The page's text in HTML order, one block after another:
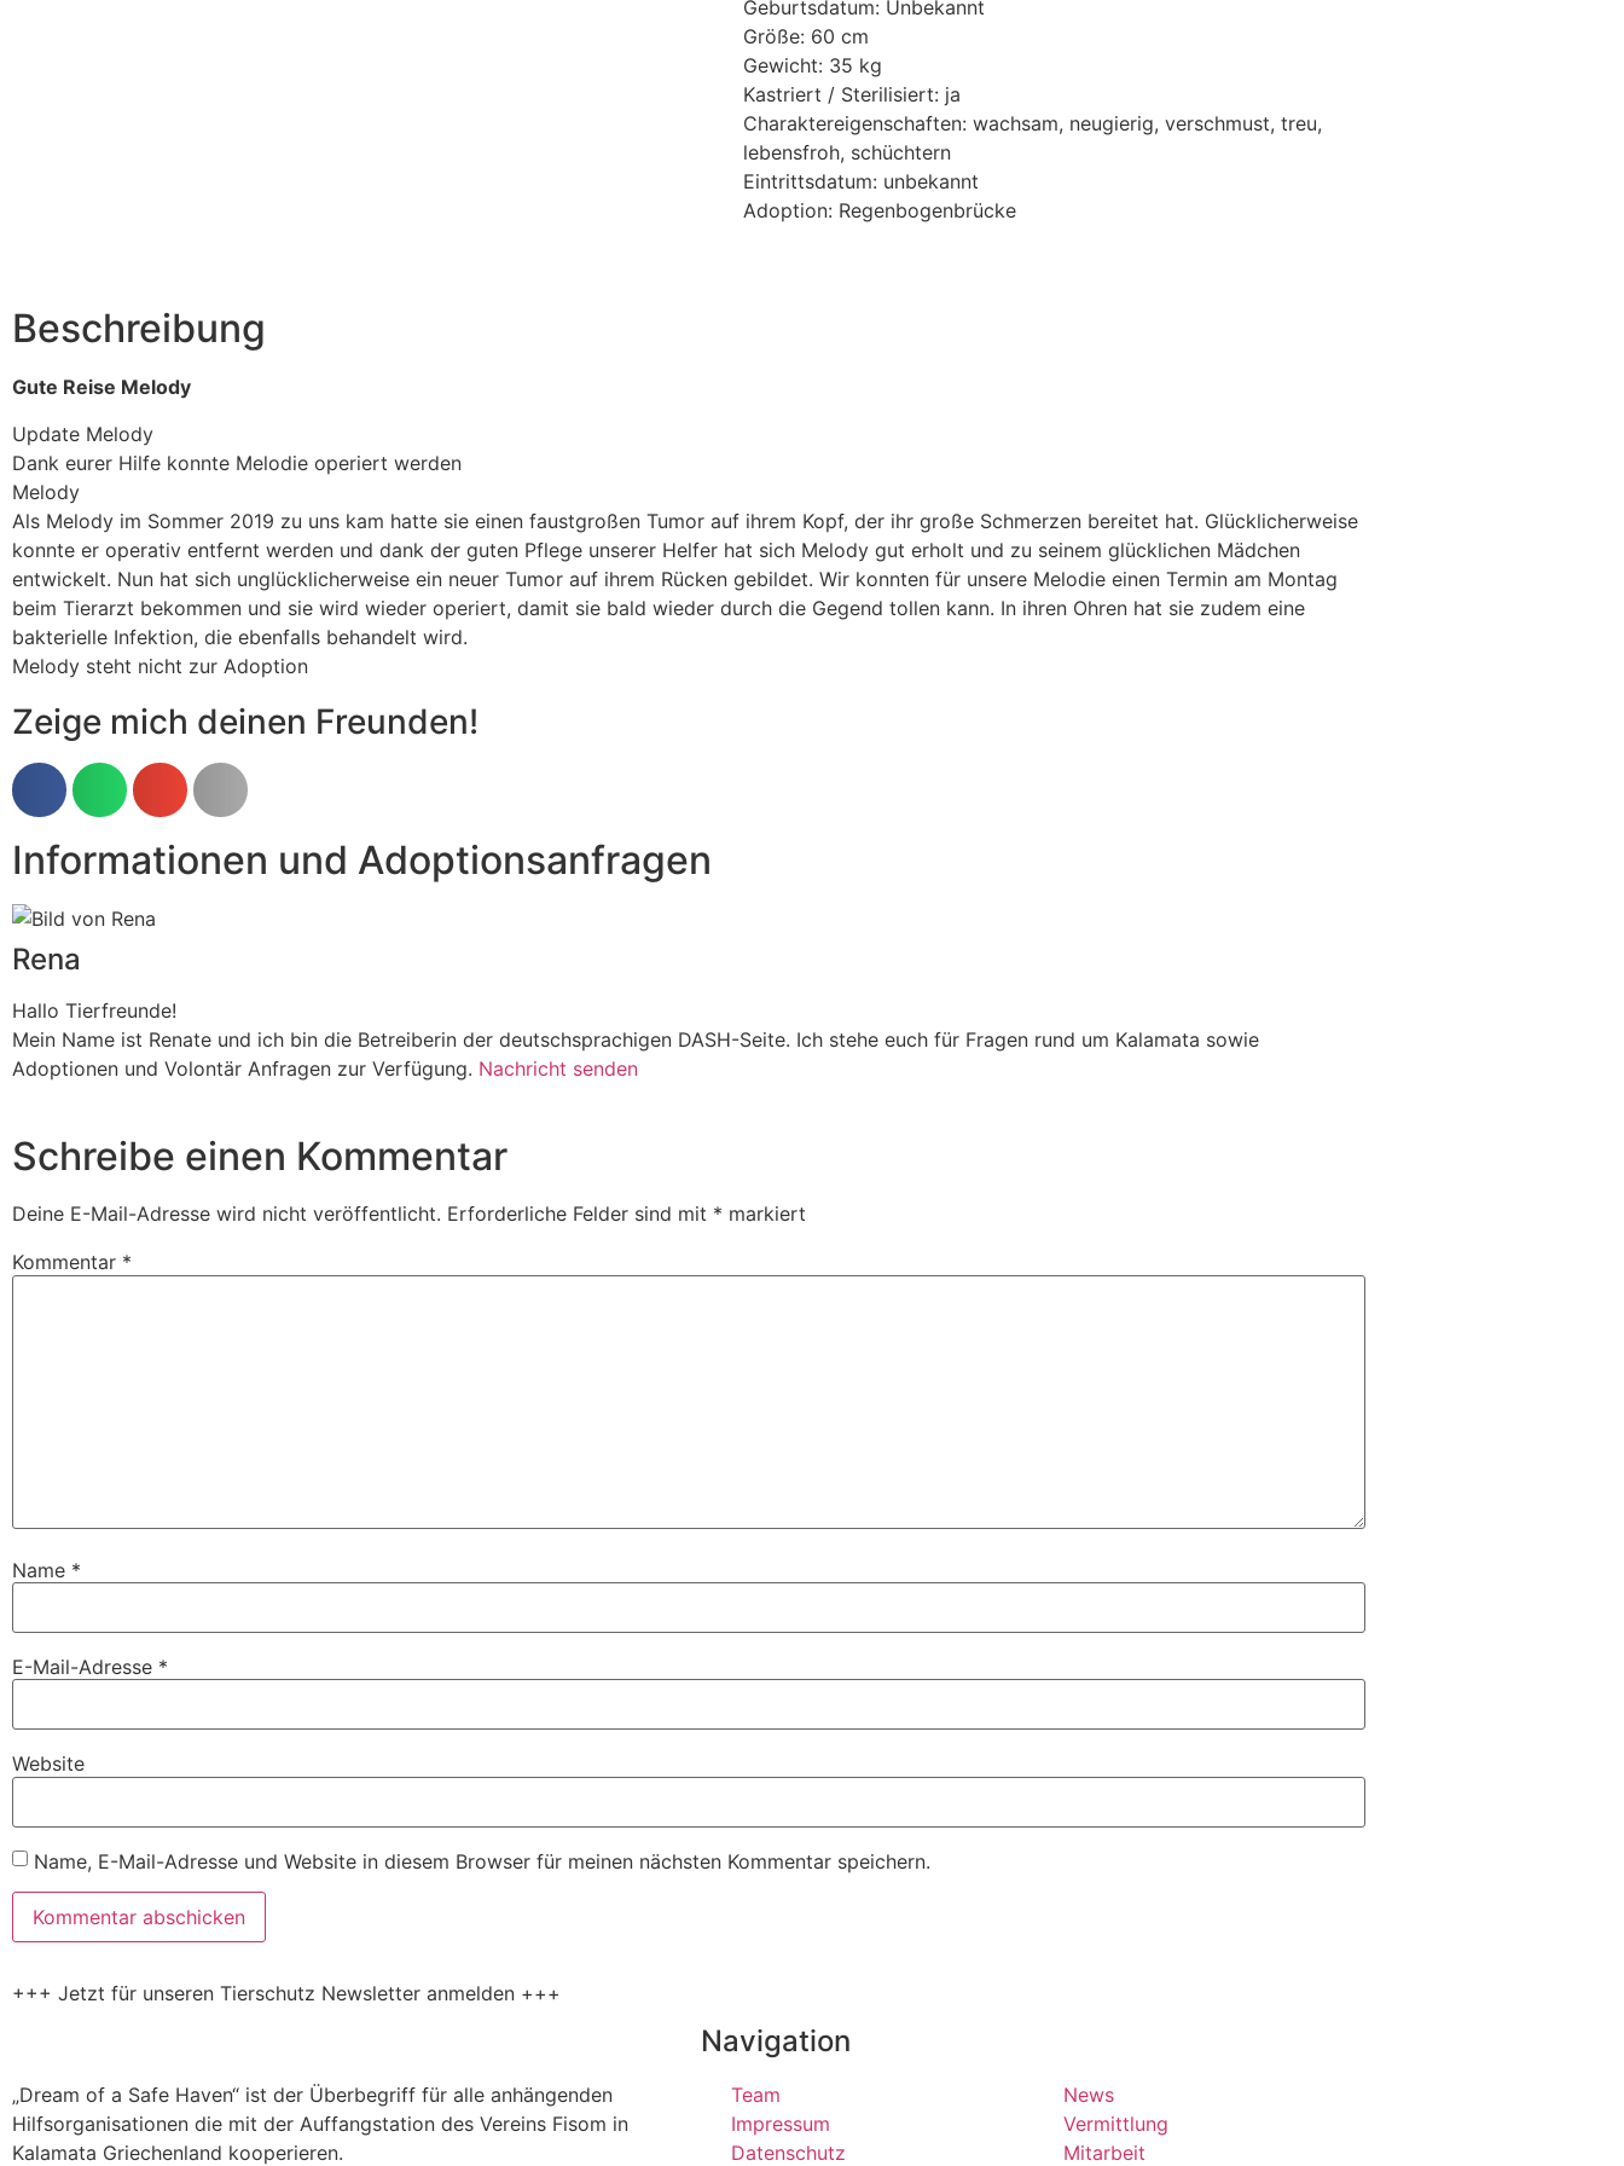
Geburtsdatum: Unbekannt
Größe: 60 cm
Gewicht: 35 kg
Kastriert / Sterilisiert: ja
Charaktereigenschaften: wachsam, neugierig, verschmust, treu,
lebensfroh, schüchtern
Eintrittsdatum: unbekannt
Adoption: Regenbogenbrücke
Beschreibung
Gute Reise Melody
Update Melody
Dank eurer Hilfe konnte Melodie operiert werden
Melody
Als Melody im Sommer 2019 zu uns kam hatte sie einen faustgroßen Tumor auf ihrem Kopf, der ihr große Schmerzen bereitet hat. Glücklicherweise
konnte er operativ entfernt werden und dank der guten Pflege unserer Helfer hat sich Melody gut erholt und zu seinem glücklichen Mädchen
entwickelt. Nun hat sich unglücklicherweise ein neuer Tumor auf ihrem Rücken gebildet. Wir konnten für unsere Melodie einen Termin am Montag
beim Tierarzt bekommen und sie wird wieder operiert, damit sie bald wieder durch die Gegend tollen kann. In ihren Ohren hat sie zudem eine
bakterielle Infektion, die ebenfalls behandelt wird.
Melody steht nicht zur Adoption
Zeige mich deinen Freunden!
Informationen und Adoptionsanfragen
Rena
Hallo Tierfreunde!
Mein Name ist Renate und ich bin die Betreiberin der deutschsprachigen DASH-Seite. Ich stehe euch für Fragen rund um Kalamata sowie
Adoptionen und Volontär Anfragen zur Verfügung. Nachricht senden
Schreibe einen Kommentar
Deine E-Mail-Adresse wird nicht veröffentlicht. Erforderliche Felder sind mit * markiert
Kommentar *
Name *
E-Mail-Adresse *
Website
Name, E-Mail-Adresse und Website in diesem Browser für meinen nächsten Kommentar speichern.
+++ Jetzt für unseren Tierschutz Newsletter anmelden +++
„Dream of a Safe Haven“ ist der Überbegriff für alle anhängenden
Hilfsorganisationen die mit der Auffangstation des Vereins Fisom in
Kalamata Griechenland kooperieren.
Navigation
Team
Impressum
Datenschutz
News
Vermittlung
Mitarbeit